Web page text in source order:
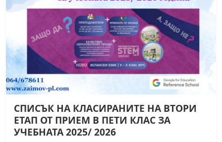
СПИСЪК НА КЛАСИРАНИТЕ НА ВТОРИ
ЕТАП ОТ ПРИЕМ В ПЕТИ КЛАС ЗА
УЧЕБНАТА 2025/ 2026